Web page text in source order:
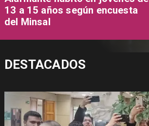
13 a 15 años según encuesta
del Minsal
DESTACADOS